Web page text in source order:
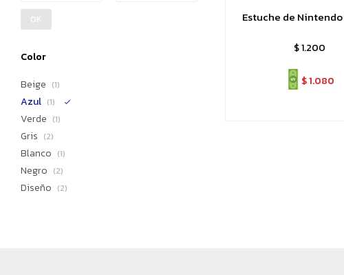
Estuche de
$1.200
$1.080
OK
Color
Beige (1)
Azul (1)
Verde (1)
Gris (2)
Blanco (1)
Negro (2)
Diseño (2)